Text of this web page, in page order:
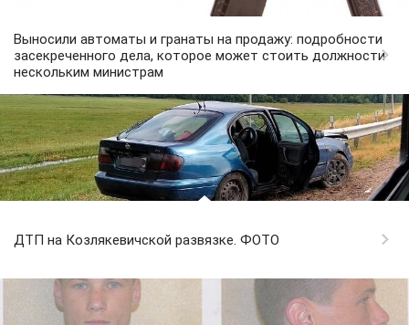
Выносили автоматы и гранаты на продажу: подробности
засекреченного дела, которое может стоить должности
нескольким министрам
ДТП на Козлякевичской развязке. ФОТО